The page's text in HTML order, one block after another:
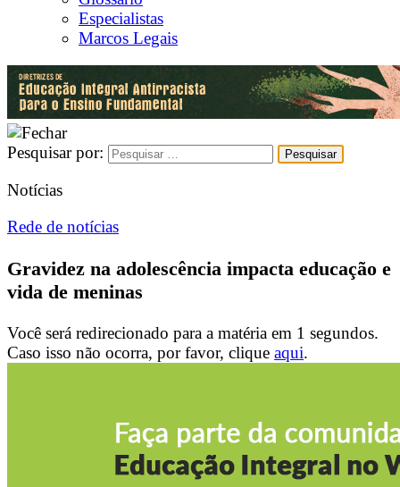
Especialistas
Marcos Legais
Pesquisar por:
Notícias
Rede de notícias
Gravidez na adolescência impacta educação e
vida de meninas
Você será redirecionado para a matéria em 1 segundos.
Caso isso não ocorra, por favor, clique aqui.